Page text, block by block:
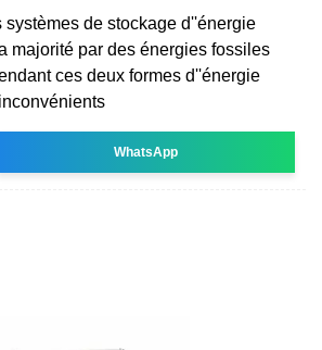
systèmes de stockage d''énergie
majorité par des énergies fossiles
ces deux formes d''énergie
WhatsApp